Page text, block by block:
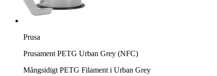
Prusa
Prusament PETG Urban Grey (NFC)
Mångsidigt PETG Filament i Urban Grey